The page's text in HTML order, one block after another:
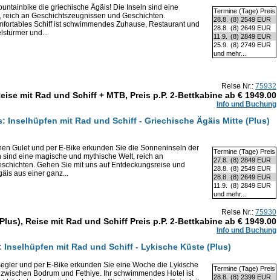
Termine (Tage) Preis
28.8. (8) 2549 EUR
28.8. (8) 2649 EUR
11.9.
(8) 2849 EUR
25.9. (8) 2749 EUR
und mehr...
die griechische Ägäis! Die Inseln sind eine
an Geschichtszeugnissen und Geschichten.
Schiff ist schwimmendes Zuhause, Restaurant und
und...
Reise Nr.: 75932
mit Rad und Schiff + MTB, Preis p.P. 2-Bettkabine ab € 1949.00
Info und Buchung
Inselhüpfen mit Rad und Schiff - Griechische Ägäis Mitte (Plus)
Termine (Tage) Preis
27.8. (8) 2849 EUR
28.8. (8) 2549 EUR
28.8. (8) 2649 EUR
11.9.
(8) 2849 EUR
und mehr...
Gulet und per E-Bike erkunden Sie die Sonneninseln der
eine magische und mythische Welt, reich an
Gehen Sie mit uns auf Entdeckungsreise und
aus einer ganz...
Reise Nr.: 75930
Reise mit Rad und Schiff Preis p.P. 2-Bettkabine ab € 1949.00
Info und Buchung
mit Rad und Schiff - Lykische Küste (Plus)
Termine (Tage) Preis
28.8. (8) 2399 EUR
und per E-Bike erkunden Sie eine Woche die Lykische
Bodrum und Fethiye. Ihr schwimmendes Hotel ist